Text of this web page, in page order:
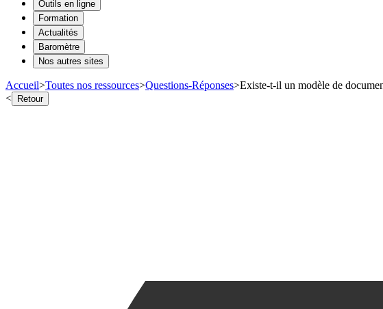
Outils en ligne
Formation
Actualités
Baromètre
Nos autres sites
Accueil>Toutes nos ressources>Questions-Réponses>Existe-t-il un modèle de
< Retour